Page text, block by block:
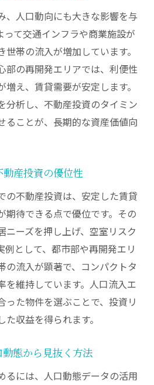
、人口動向にも大きな影響を与
って交通インフラや商業施設が
帯の流入が増加しています。
部の再開発エリアでは、利便性
え、賃貸需要が安定します。
分析し、不動産投資のタイミン
ることが、長期的な資産価値向
産投資の優位性
の不動産投資は、安定した賃貸
期待できる点で優位です。その
ニーズを押し上げ、空室リスク
例として、都市部や再開発エリ
の流入が顕著で、コンパクトタ
を維持しています。人口流入エ
った物件を選ぶことで、投資リ
収益を得られます。
態から見抜く方法
るには、人口動態データの活用